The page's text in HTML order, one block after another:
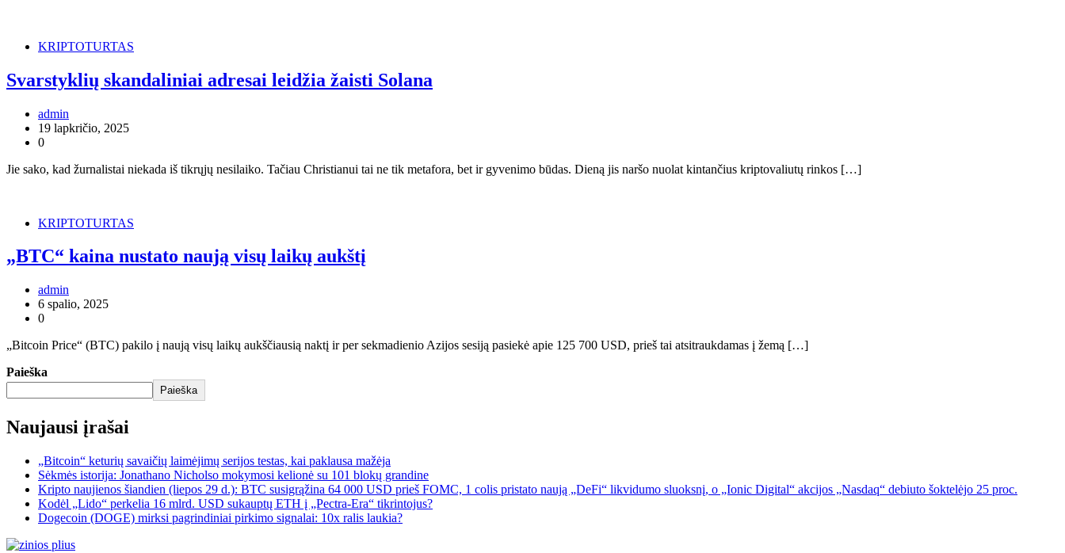
KRIPTOTURTAS
Svarstyklių skandaliniai adresai leidžia žaisti Solana
admin
19 lapkričio, 2025
0
Jie sako, kad žurnalistai niekada iš tikrųjų nesilaiko. Tačiau Christianui tai ne tik metafora, bet ir gyvenimo būdas. Dieną jis naršo nuolat kintančius kriptovaliutų rinkos […]
KRIPTOTURTAS
„BTC“ kaina nustato naują visų laikų aukštį
admin
6 spalio, 2025
0
„Bitcoin Price“ (BTC) pakilo į naują visų laikų aukščiausią naktį ir per sekmadienio Azijos sesiją pasiekė apie 125 700 USD, prieš tai atsitraukdamas į žemą […]
Paieška
Paieška
Naujausi įrašai
„Bitcoin“ keturių savaičių laimėjimų serijos testas, kai paklausa mažėja
Sėkmės istorija: Jonathano Nicholso mokymosi kelionė su 101 blokų grandine
Kripto naujienos šiandien (liepos 29 d.): BTC susigrąžina 64 000 USD prieš FOMC, 1 colis pristato naują „DeFi“ likvidumo sluoksnį, o „Ionic Digital“ akcijos „Nasdaq“ debiuto šoktelėjo 25 proc.
Kodėl „Lido“ perkelia 16 mlrd. USD sukauptų ETH į „Pectra-Era“ tikrintojus?
Dogecoin (DOGE) mirksi pagrindiniai pirkimo signalai: 10x ralis laukia?